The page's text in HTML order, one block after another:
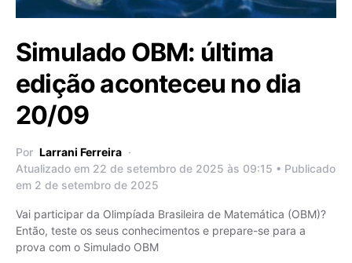
Simulado OBM: última
edição aconteceu no dia
20/09
Por Larrani Ferreira
Atualizado em 22 de setembro de 2025 às 09:15 • Publicado
em 2 de setembro de 2025
Vai participar da Olimpíada Brasileira de Matemática (OBM)?
Então, teste os seus conhecimentos e prepare-se para a
prova com o Simulado OBM